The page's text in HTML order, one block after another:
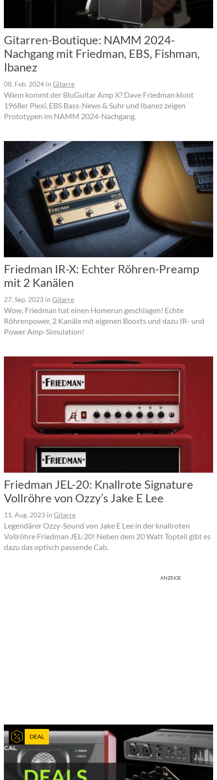
Gitarren-Boutique: NAMM 2024-
Nachgang mit Friedman, EBS, Fishman,
Ibanez
08. Feb. 2024 in Gitarre
Wann kommt der BluGuitar Amp X? Dave Friedman klont
1968er Plexi, EBS Bass-News & Suhr und Ibanez zeigen
Prototypen im NAMM 2024-Nachgang.
Friedman IR-X: Echter Röhren-Preamp
mit 2 Kanälen
27. Sep. 2023 in Gitarre
Wow, Friedman hat einen Homerun geschlagen! Echte
Röhrenpower, 2 Kanäle mit eigenen Boosts und dazu IR- und
Power Amp-Simulation!
Friedman JEL-20: Knallrote Signature
Vollröhre von Ozzy’s Jake E Lee
11. Aug. 2023 in Gitarre
Legendärer Ozzy-Sound von Jake E Lee in der knallroten
Vollröhre Friedman JEL-20! Neben dem 20 Watt Topteil gibt es
dazu das optisch passende Cab.
ANZEIGE
DEAL